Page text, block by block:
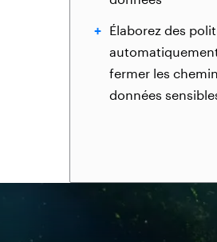
Élaborez des
fermer les
données